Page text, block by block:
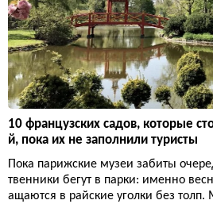
10 французских садов, которые
й, пока их не заполнили туристы
Пока парижские музеи забиты
твенники бегут в парки: именно
ащаются в райские уголки без